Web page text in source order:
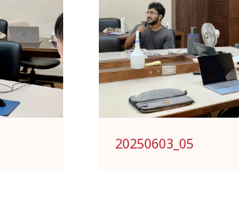
20250603_05